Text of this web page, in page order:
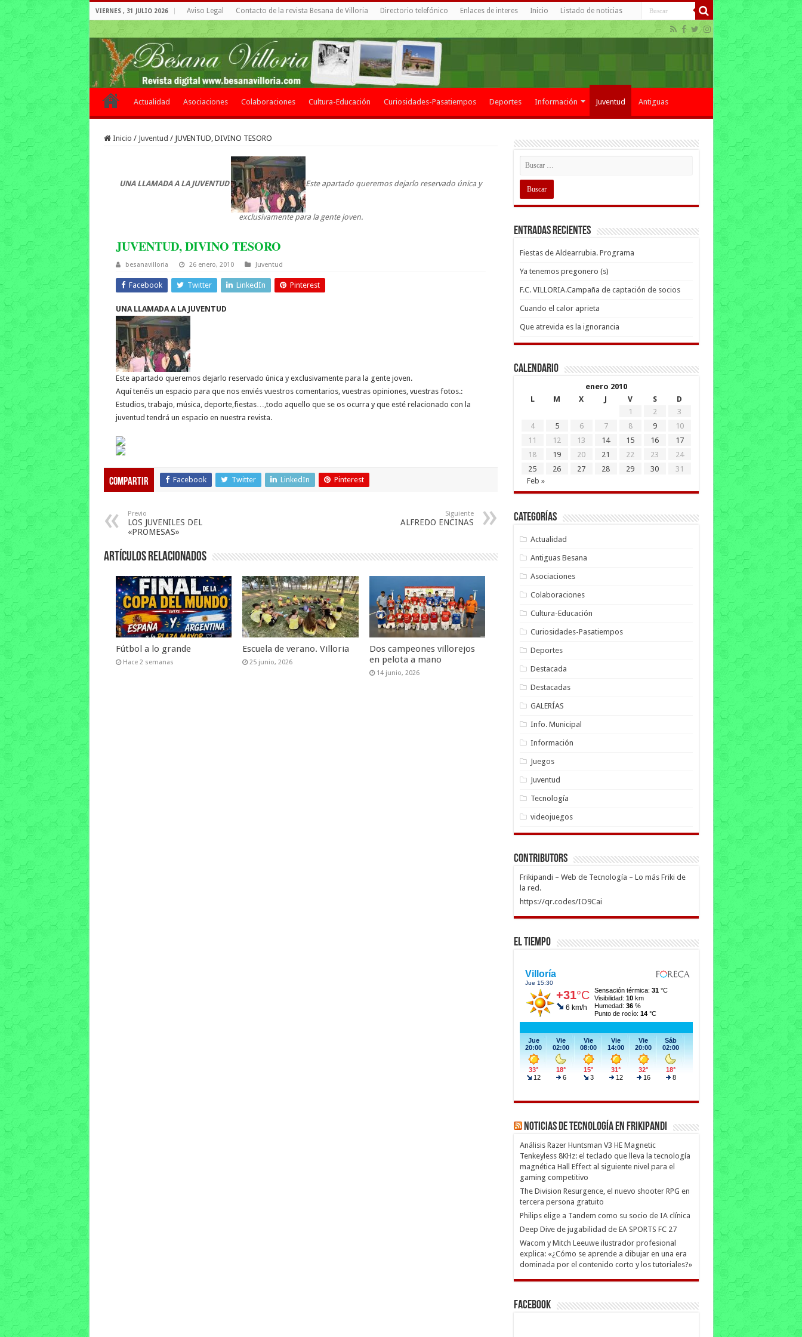
VIERNES , 31 JULIO 2026 Aviso Legal Contacto de la revista Besana de Villoria Directorio telefónico Enlaces de interes Inicio Listado de noticias
Actualidad Asociaciones Colaboraciones Cultura-Educación Curiosidades-Pasatiempos Deportes Información Juventud Antiguas
Inicio / Juventud / JUVENTUD, DIVINO TESORO
UNA LLAMADA A LA JUVENTUD Este apartado queremos dejarlo reservado única y
exclusivamente para la gente joven.
JUVENTUD, DIVINO TESORO
besanavilloria 26 enero, 2010 Juventud
Facebook Twitter LinkedIn Pinterest
UNA LLAMADA A LA JUVENTUD
Este apartado queremos dejarlo reservado única y exclusivamente para la gente joven.
Aquí tenéis un espacio para que nos enviés vuestros comentarios, vuestras opiniones, vuestras fotos.:
Estudios, trabajo, música, deporte,fiestas…,todo aquello que se os ocurra y que esté relacionado con la
juventud tendrá un espacio en nuestra revista.
Compartir Facebook Twitter LinkedIn Pinterest
Previo
LOS JUVENILES DEL
«PROMESAS»
Siguiente
ALFREDO ENCINAS
Artículos relacionados
Fútbol a lo grande
Hace 2 semanas
Escuela de verano. Villoria
25 junio, 2026
Dos campeones villorejos
en pelota a mano
14 junio, 2026
Entradas recientes
Fiestas de Aldearrubia. Programa
Ya tenemos pregonero (s)
F.C. VILLORIA.Campaña de captación de socios
Cuando el calor aprieta
Que atrevida es la ignorancia
Calendario
enero 2010
L
M X J V S
D
1
2
3
4
5 6 7 8 9
10
11
12 13 14 15 16
17
18
19 20 21 22 23
24
25
26 27 28 29 30
31
Feb »
Categorías
Actualidad
Antiguas Besana
Asociaciones
Colaboraciones
Cultura-Educación
Curiosidades-Pasatiempos
Deportes
Destacada
Destacadas
GALERÍAS
Info. Municipal
Información
Juegos
Juventud
Tecnología
videojuegos
Contributors
Frikipandi – Web de Tecnología – Lo más Friki de
la red.
https://qr.codes/IO9Cai
El Tiempo
Noticias de Tecnología en Frikipandi
Análisis Razer Huntsman V3 HE Magnetic
Tenkeyless 8KHz: el teclado que lleva la tecnología
magnética Hall Effect al siguiente nivel para el
gaming competitivo
The Division Resurgence, el nuevo shooter RPG en
tercera persona gratuito
Philips elige a Tandem como su socio de IA clínica
Deep Dive de jugabilidad de EA SPORTS FC 27
Wacom y Mitch Leeuwe ilustrador profesional
explica: «¿Cómo se aprende a dibujar en una era
dominada por el contenido corto y los tutoriales?»
Facebook